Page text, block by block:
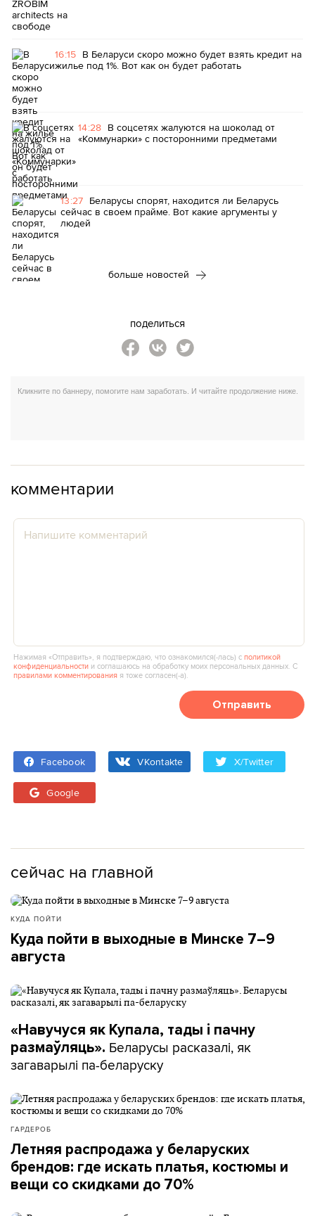
16:15 В Беларуси скоро можно будет взять кредит на
жилье под 1%. Вот как он будет работать
14:28 В соцсетях жалуются на шоколад от
«Коммунарки» с посторонними предметами
13:27 Беларусы спорят, находится ли Беларусь
сейчас в своем прайме. Вот какие аргументы у
людей
больше новостей
поделиться
комментарии
Нажимая «Отправить», я подтверждаю, что ознакомился(‑лась) сполитикой
конфиденциальности и соглашаюсь на обработку моих персональных данных. С
правилами комментирования я тоже согласен(‑а).
Отправить
Facebook VKontakte X/Twitter
Google
сейчас на главной
КУДА ПОЙТИ
Куда пойти в выходные в Минске 7–9
августа
«Навучуся як Купала, тады і пачну
размаўляць». Беларусы расказалі, як
загаварылі па-беларуску
ГАРДЕРОБ
Летняя распродажа у беларуских
брендов: где искать платья, костюмы и
вещи со скидками до 70%